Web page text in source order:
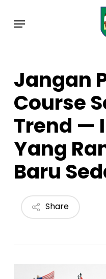
Menu
Jangan
Course
Trend —
Yang
Baru
Share